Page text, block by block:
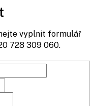
vyplnit formulář
728 309 060.